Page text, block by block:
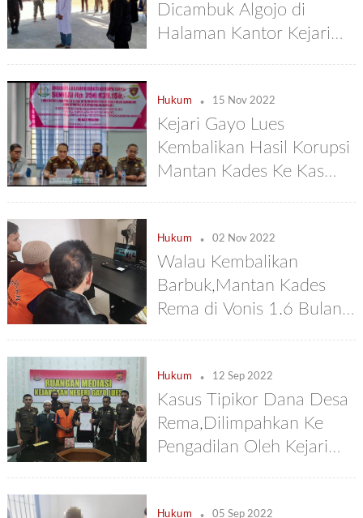
Dicambuk Algojo di
Halaman Kantor Kejari
Hukum . 15 Nov 2022
Kejari Gayo Lues
Kembalikan Hasil Korupsi
Mantan Kades Ke Kas
Hukum . 02 Nov 2022
Walau Kembalikan
Barbuk,Mantan Kades
Rema di Vonis 1.6 Bulan
Hukum . 12 Sep 2022
Kasus Tipikor Dana Desa
Rema,Dilimpahkan Ke
Pengadilan Oleh Kejari
Hukum . 05 Sep 2022